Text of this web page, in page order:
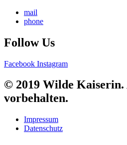
mail
phone
Follow Us
Facebook Instagram
© 2019 Wilde Kaiserin.
vorbehalten.
Impressum
Datenschutz